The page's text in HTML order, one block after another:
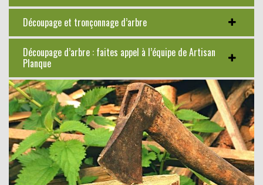
Découpage et tronçonnage d’arbre
Découpage d’arbre : faites appel à l’équipe de Artisan
Planque